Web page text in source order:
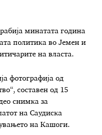
минатата година
политика во Јемен и
на власта.
фотографија од
составен од 15
снимка за
на Саудиска
на Кашоги.